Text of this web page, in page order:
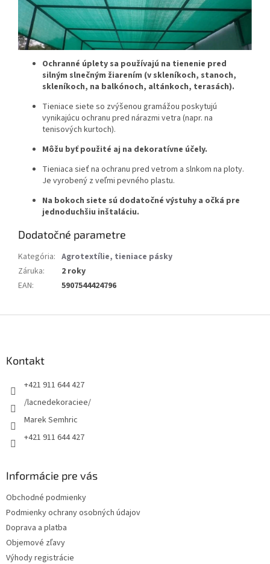
Ochranné úplety sa používajú na tienenie pred
silným slnečným žiarením (v skleníkoch, stanoch,
skleníkoch, na balkónoch, altánkoch, terasách).
Tieniace siete so zvýšenou gramážou poskytujú
vynikajúcu ochranu pred nárazmi vetra (napr. na
tenisových kurtoch).
Môžu byť použité aj na dekoratívne účely.
Tieniaca sieť na ochranu pred vetrom a slnkom na ploty.
Je vyrobený z veľmi pevného plastu.
Na bokoch siete sú dodatočné výstuhy a očká pre
jednoduchšiu inštaláciu.
Dodatočné parametre
Kategória: Agrotextílie, tieniace pásky
Záruka:
2 roky
EAN: 5907544424796
Kontakt
+421 911 644 427
/lacnedekoraciee/
Marek Semhric
+421 911 644 427
Informácie pre vás
Obchodné podmienky
Podmienky ochrany osobných údajov
Doprava a platba
Objemové zľavy
Výhody registrácie